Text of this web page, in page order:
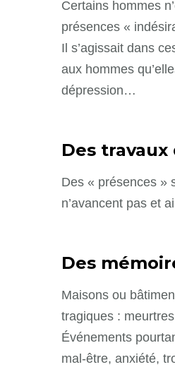
Certains hommes
présences «
Il s’agissait dans
aux hommes
dépression…
Des
Des « présences »
n’avancent pas et
Des
Maisons ou
tragiques :
Événements
mal-être, anxiété,